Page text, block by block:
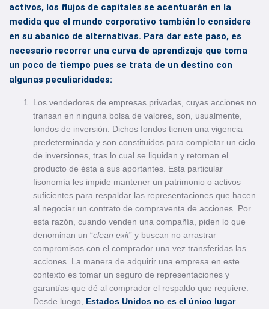
activos, los flujos de capitales se acentuarán en la
medida que el mundo corporativo también lo considere
en su abanico de alternativas. Para dar este paso, es
necesario recorrer una curva de aprendizaje que toma
un poco de tiempo pues se trata de un destino con
algunas peculiaridades:
Los vendedores de empresas privadas, cuyas acciones no
transan en ninguna bolsa de valores, son, usualmente,
fondos de inversión. Dichos fondos tienen una vigencia
predeterminada y son constituidos para completar un ciclo
de inversiones, tras lo cual se liquidan y retornan el
producto de ésta a sus aportantes. Esta particular
fisonomía les impide mantener un patrimonio o activos
suficientes para respaldar las representaciones que hacen
al negociar un contrato de compraventa de acciones. Por
esta razón, cuando venden una compañía, piden lo que
denominan un “clean exit” y buscan no arrastrar
compromisos con el comprador una vez transferidas las
acciones. La manera de adquirir una empresa en este
contexto es tomar un seguro de representaciones y
garantías que dé al comprador el respaldo que requiere.
Desde luego, Estados Unidos no es el único lugar